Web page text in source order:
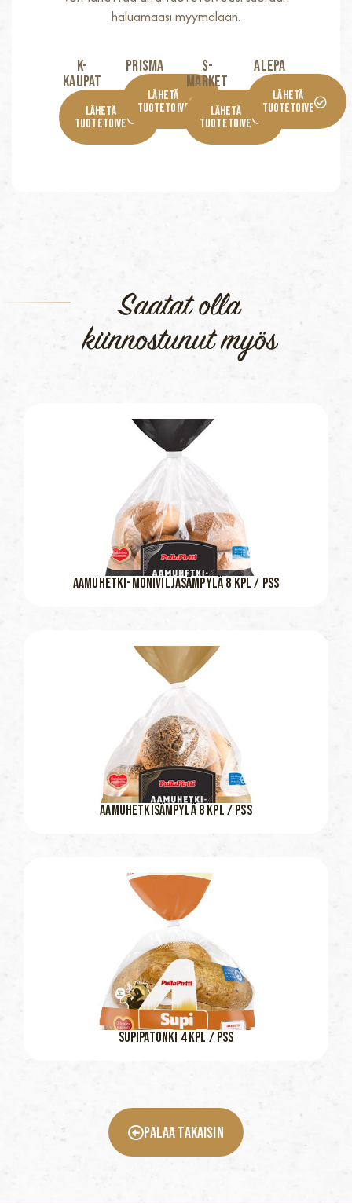
haluamaasi myymälään.
K-
KaupaT
Lähetä
Tuotetoive
Prisma
Lähetä
Tuotetoive
S-
Market
Lähetä
Tuotetoive
Alepa
Lähetä
Tuotetoive
Saatat olla
kiinnostunut myös
AAMUHETKI-MONIVILJASÄMPYLÄ 8 KPL / PSS
AAMUHETKISÄMPYLÄ 8 KPL / PSS
SUPIPATONKI 4 KPL / PSS
Palaa Takaisin